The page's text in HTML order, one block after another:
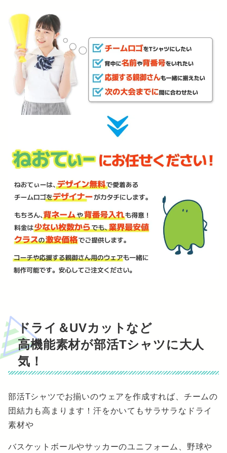
ドライ＆UVカットなど
高機能素材が部活Tシャツに大人
気！
部活Tシャツでお揃いのウェアを作成すれば、チームの
団結力も高まります！汗をかいてもサラサラなドライ
素材や
バスケットボールやサッカーのユニフォーム、野球や